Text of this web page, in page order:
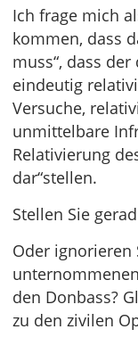
Ich frage mich
kommen, dass
muss“, dass
eindeutig
Versuche,
unmittelbare
Relativierung
dar“stellen.
Stellen Sie
Oder ignorieren
den Donbass?
zu den zivilen